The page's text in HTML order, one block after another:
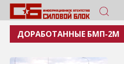
ДОРАБОТАННЫЕ БМП-2М